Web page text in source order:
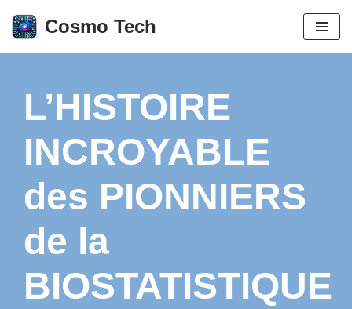
Aller
Cosmo Tech
L’HISTOIRE
INCROYABLE
des PIONNIERS
de la
BIOSTATISTIQUE